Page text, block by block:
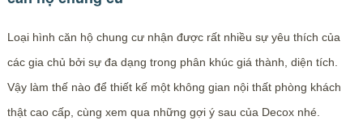
Loại hình căn hộ chung cư nhận được rất nhiều sự yêu thích của
các gia chủ bởi sự đa dạng trong phân khúc giá thành, diện tích.
Vậy làm thế nào để thiết kế một không gian nội thất phòng khách
thật cao cấp, cùng xem qua những gợi ý sau của Decox nhé.